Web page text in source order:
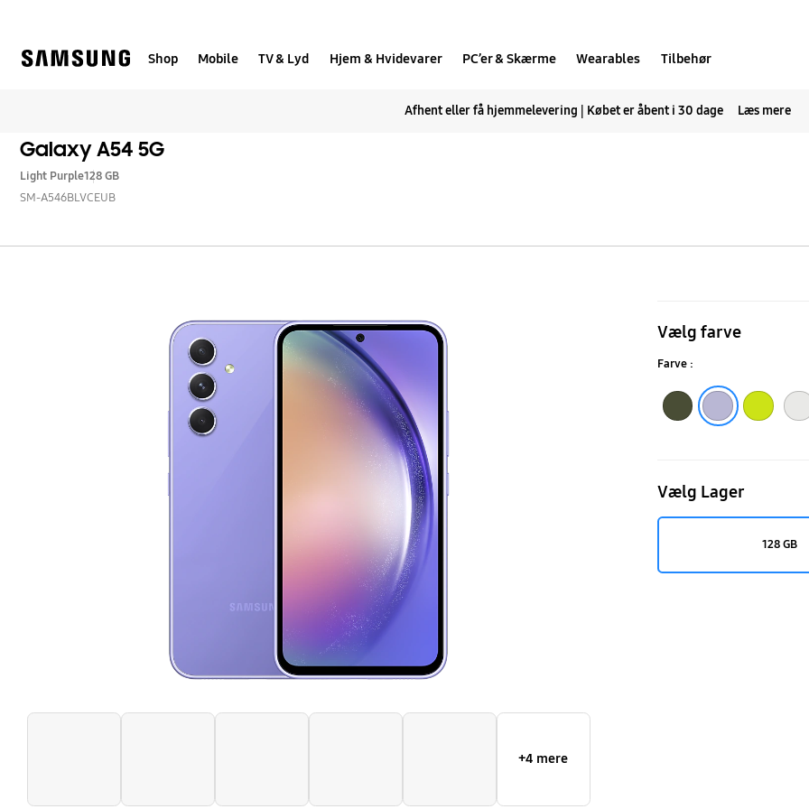
Shop Mobile TV & Lyd Hjem & Hvidevarer PC’er & Skærme Wearables Tilbehør
Afhent eller få hjemmelevering | Købet er åbent i 30 dage Læs mere
Galaxy A54 5G
Light Purple128 GB
SM-A546BLVCEUB
5G
+4 mere
Vælg farve
Farve :
Vælg Lager
128 GB